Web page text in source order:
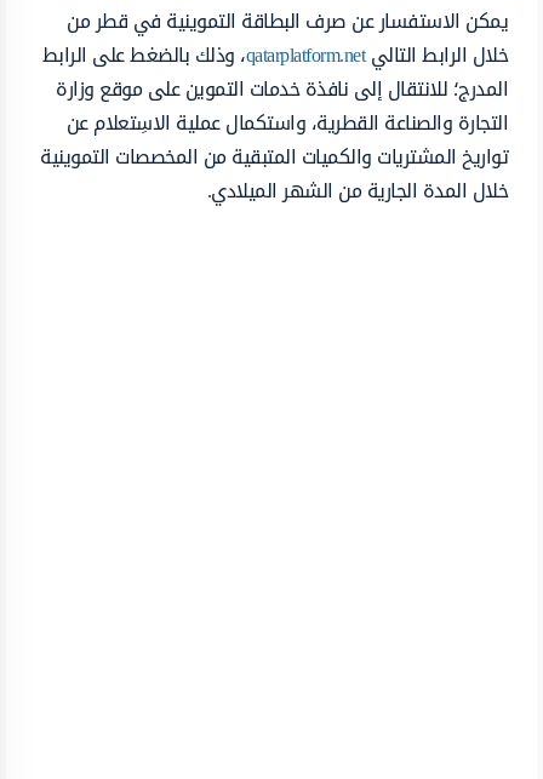
يمكن الاستفسار عن صرف البطاقة التموينية في قطر من
خلال الرابط التاليqatarplatform.net، وذلك بالضغط على الرابط
المدرج؛ للانتقال إلى نافذة خدمات التموين على موقع وزارة
التجارة والصناعة القطرية، واستكمال عملية الاسِتعلام عن
تواريخ المشتريات والكميات المتبقية من المخصصات التموينية
خلال المدة الجارية من الشهر الميلادي.